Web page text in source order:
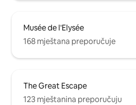
Musée de l'Elysée
168 mještana preporučuje
The Great Escape
123 mještanina preporučuju